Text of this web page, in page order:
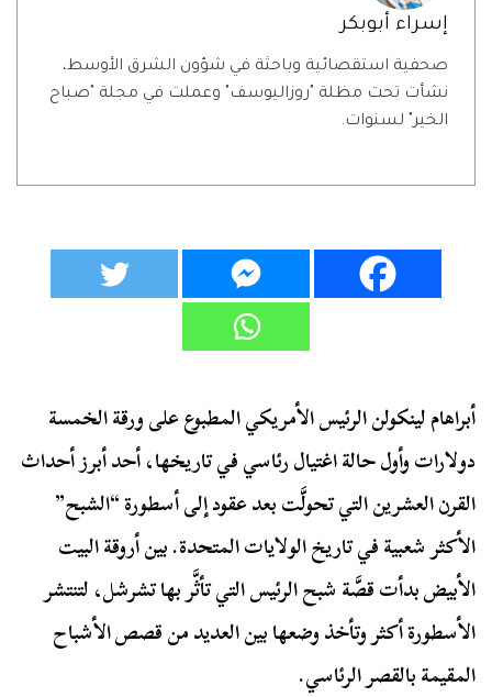
إسراء أبوبكر
صحفية استقصائية وباحثة في شؤون الشرق الأوسط،
نشأت تحت مظلة "روزاليوسف" وعملت في مجلة "صباح
الخير" لسنوات.
أبراهام لينكولن الرئيس الأمريكي المطبوع على ورقة الخمسة
دولارات وأول حالة اغتيال رئاسي في تاريخها، أحد أبرز أحداث
القرن العشرين التي تحولَّت بعد عقود إلى أسطورة “الشبح”
الأكثر شعبية في تاريخ الولايات المتحدة. بين أروقة البيت
الأبيض بدأت قصَّة شبح الرئيس التي تأثَّر بها تشرشل، لتنتشر
الأسطورة أكثر وتأخذ وضعها بين العديد من قصص الأشباح
المقيمة بالقصر الرئاسي.